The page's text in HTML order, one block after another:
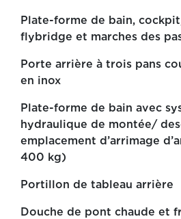
Plate-forme de bain,
flybridge et marches des
Porte arrière à trois pans
en inox
Plate-forme de bain avec
hydraulique de montée/
emplacement d’arrimage
400 kg)
Portillon de tableau arrière
Douche de pont chaude et